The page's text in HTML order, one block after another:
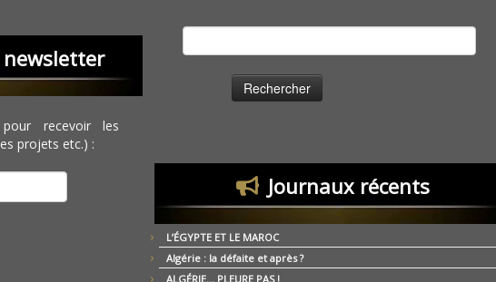
newsletter
recevoir les
projets etc.) :
Journaux récents
L’ÉGYPTE ET LE MAROC
Algérie : la défaite et après ?
ALGÉRIE… PLEURE PAS !